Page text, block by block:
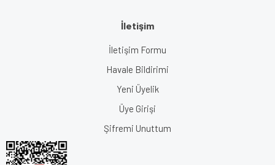
İletişim
İletişim Formu
Havale Bildirimi
Yeni Üyelik
Üye Girişi
Şifremi Unuttum